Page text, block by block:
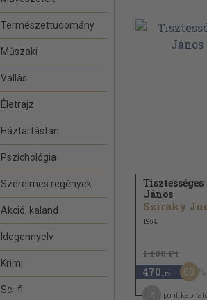
Természettudomány
Műszaki
Vallás
Életrajz
Háztartástan
Pszichológia
Szerelmes regények
Akció, kaland
Idegennyelv
Krimi
Sci-fi
Tisztességes
János
Sziráky
1954
1.180 Ft
470 ,-Ft 60
pont